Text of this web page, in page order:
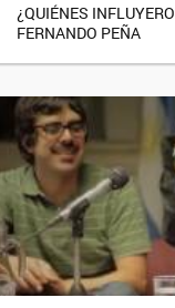
¿QUIÉNES
FERNANDO PEÑA